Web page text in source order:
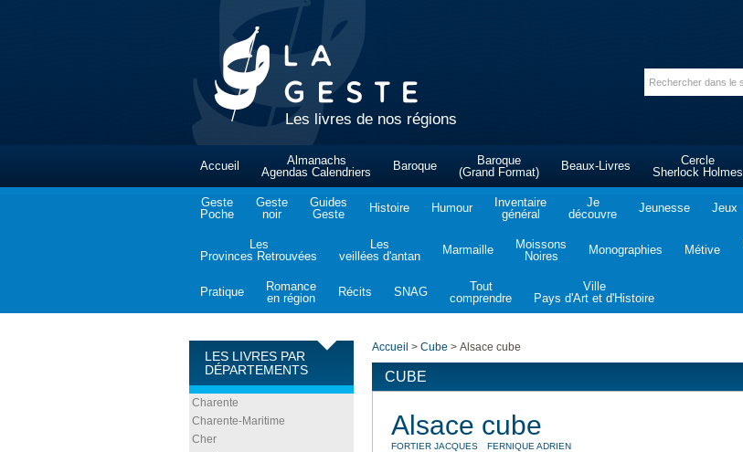
Les livres de nos régions
Accueil
Almanachs
Agendas Calendriers
Baroque
Baroque
(Grand Format)
Beaux-Livres
Cercle
Sherlock Holmes
Geste
Poche
Geste
noir
Guides
Geste
Histoire Humour
Inventaire
général
Je
découvre
Jeunesse Jeux
Les
Provinces Retrouvées
Les
veillées d'antan
Marmaille
Moissons
Noires
Monographies Métive
Pratique
Romance
en région
Récits SNAG
Tout
comprendre
Ville
Pays d'Art et d'Histoire
LES LIVRES PAR
DÉPARTEMENTS
Charente
Charente-Maritime
Cher
Accueil > Cube > Alsace cube
CUBE
Alsace cube
FORTIER JACQUES FERNIQUE ADRIEN